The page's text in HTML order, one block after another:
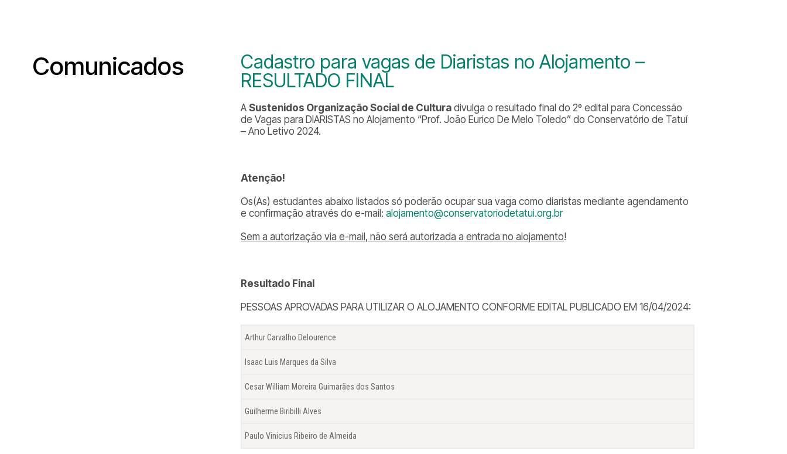
Comunicados
Cadastro para vagas de Diaristas no Alojamento –
RESULTADO FINAL
ASustenidos Organização Social de Cultura divulga o resultado final do 2º edital para Concessão
de Vagas para DIARISTAS no Alojamento “Prof. João Eurico De Melo Toledo” do Conservatório de Tatuí
– Ano Letivo 2024.
Atenção!
Os(As) estudantes abaixo listados só poderão ocupar sua vaga como diaristas mediante agendamento
e confirmação através do e-mail:alojamento@conservatoriodetatui.org.br
Sem a autorização via e-mail, não será autorizada a entrada no alojamento!
Resultado Final
PESSOAS APROVADAS PARA UTILIZAR O ALOJAMENTO CONFORME EDITAL PUBLICADO EM 16/04/2024:
Arthur Carvalho Delourence
Isaac Luis Marques da Silva
Cesar William Moreira Guimarães dos Santos
Guilherme Biribilli Alves
Paulo Vinicius Ribeiro de Almeida